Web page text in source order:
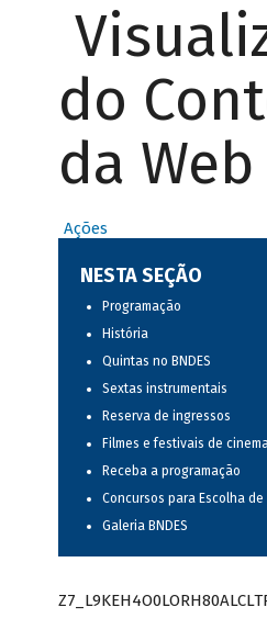
do
da Web
Ações
NESTA SEÇÃO
Programação
História
Quintas no BNDES
Sextas instrumentais
Reserva de ingressos
Filmes e festivais de
Receba a programação
Concursos para Escolha
Galeria BNDES